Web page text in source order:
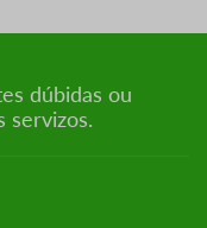
dúbidas ou
servizos.